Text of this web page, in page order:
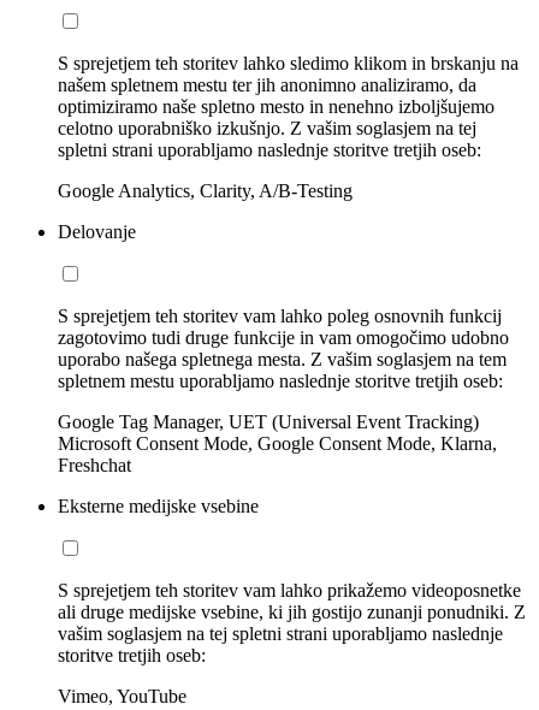
S sprejetjem teh storitev lahko sledimo klikom in brskanju na
našem spletnem mestu ter jih anonimno analiziramo, da
optimiziramo naše spletno mesto in nenehno izboljšujemo
celotno uporabniško izkušnjo. Z vašim soglasjem na tej
spletni strani uporabljamo naslednje storitve tretjih oseb:
Google Analytics, Clarity, A/B-Testing
Delovanje
S sprejetjem teh storitev vam lahko poleg osnovnih funkcij
zagotovimo tudi druge funkcije in vam omogočimo udobno
uporabo našega spletnega mesta. Z vašim soglasjem na tem
spletnem mestu uporabljamo naslednje storitve tretjih oseb:
Google Tag Manager, UET (Universal Event Tracking)
Microsoft Consent Mode, Google Consent Mode, Klarna,
Freshchat
Eksterne medijske vsebine
S sprejetjem teh storitev vam lahko prikažemo videoposnetke
ali druge medijske vsebine, ki jih gostijo zunanji ponudniki. Z
vašim soglasjem na tej spletni strani uporabljamo naslednje
storitve tretjih oseb:
Vimeo, YouTube